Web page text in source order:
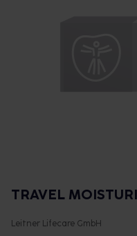
TRAVEL
Leitner Lifecare GmbH